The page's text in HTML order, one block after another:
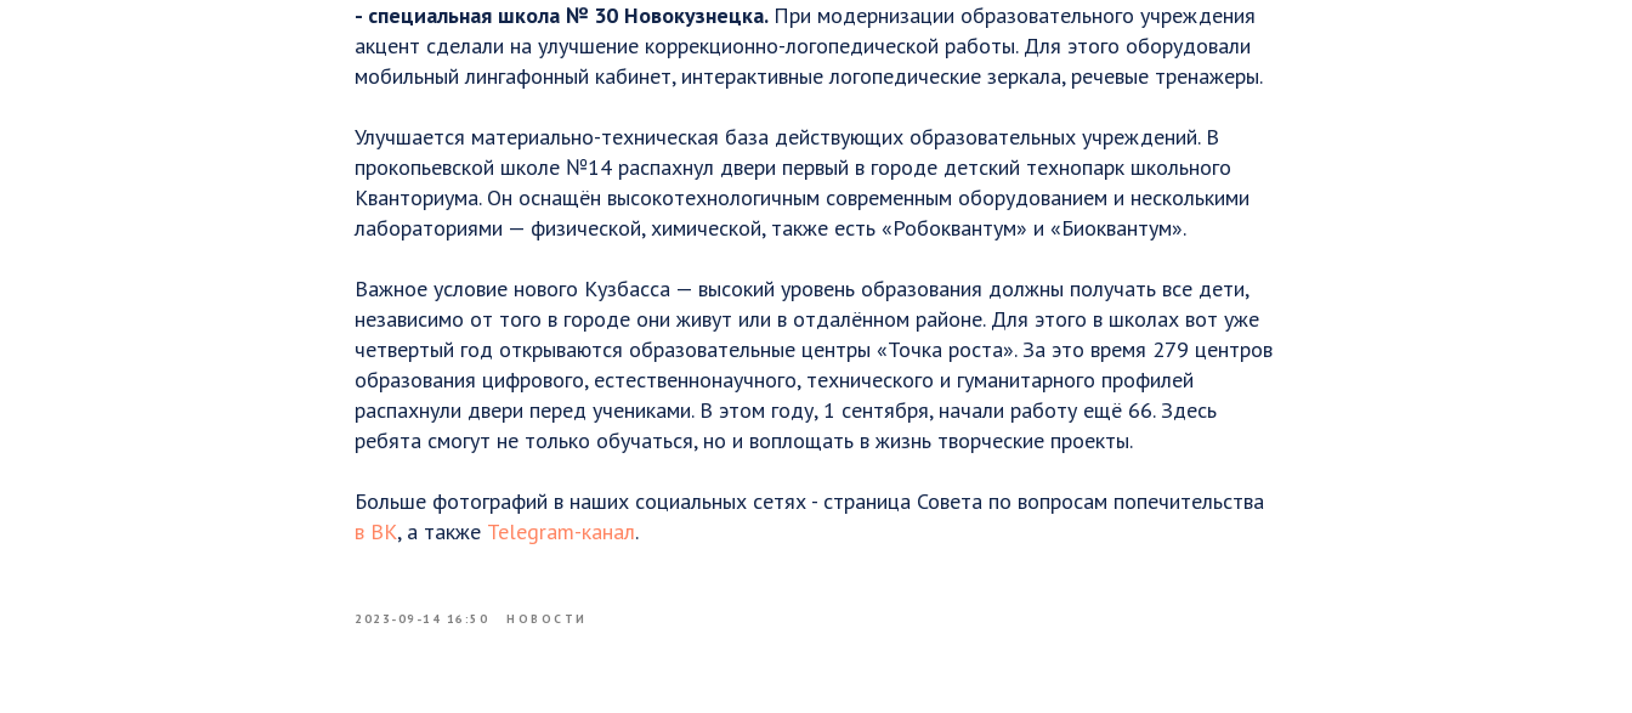
- специальная школа № 30 Новокузнецка. При модернизации образовательного учреждения
акцент сделали на улучшение коррекционно-логопедической работы. Для этого оборудовали
мобильный лингафонный кабинет, интерактивные логопедические зеркала, речевые тренажеры.
Улучшается материально-техническая база действующих образовательных учреждений. В
прокопьевской школе №14 распахнул двери первый в городе детский технопарк школьного
Кванториума. Он оснащён высокотехнологичным современным оборудованием и несколькими
лабораториями — физической, химической, также есть «Робоквантум» и «Биоквантум».
Важное условие нового Кузбасса — высокий уровень образования должны получать все дети,
независимо от того в городе они живут или в отдалённом районе. Для этого в школах вот уже
четвертый год открываются образовательные центры «Точка роста». За это время 279 центров
образования цифрового, естественнонаучного, технического и гуманитарного профилей
распахнули двери перед учениками. В этом году, 1 сентября, начали работу ещё 66. Здесь
ребята смогут не только обучаться, но и воплощать в жизнь творческие проекты.
Больше фотографий в наших социальных сетях - страница Совета по вопросам попечительства
в ВК, а также Telegram-канал.
2023-09-14 16:50 НОВОСТИ